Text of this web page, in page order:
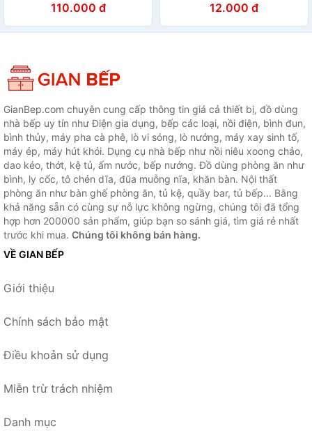
110.000 đ 12.000 đ
GianBep.com chuyên cung cấp thông tin giá cả thiết bị, đồ dùng
nhà bếp uy tín như Điện gia dụng, bếp các loại, nồi điện, bình đun,
bình thủy, máy pha cà phê, lò vi sóng, lò nướng, máy xay sinh tố,
máy ép, máy hút khói. Dụng cụ nhà bếp như nồi niêu xoong chảo,
dao kéo, thớt, kệ tủ, ấm nước, bếp nướng. Đồ dùng phòng ăn như
bình, ly cốc, tô chén dĩa, đũa muỗng nĩa, khăn bàn. Nội thất
phòng ăn như bàn ghế phòng ăn, tủ kệ, quầy bar, tủ bếp... Bằng
khả năng sẵn có cùng sự nỗ lực không ngừng, chúng tôi đã tổng
hợp hơn 200000 sản phẩm, giúp bạn so sánh giá, tìm giá rẻ nhất
trước khi mua. Chúng tôi không bán hàng.
VỀ GIAN BẾP
Giới thiệu
Chính sách bảo mật
Điều khoản sử dụng
Miễn trừ trách nhiệm
Danh mục